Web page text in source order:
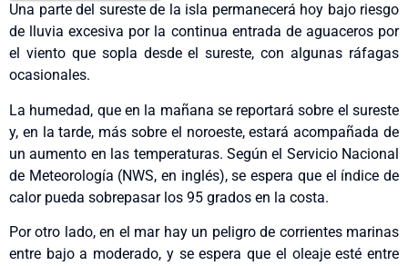
Una parte del sureste de la isla permanecerá hoy bajo riesgo
de lluvia excesiva por la continua entrada de aguaceros por
el viento que sopla desde el sureste, con algunas ráfagas
ocasionales.
La humedad, que en la mañana se reportará sobre el sureste
y, en la tarde, más sobre el noroeste, estará acompañada de
un aumento en las temperaturas. Según el Servicio Nacional
de Meteorología (NWS, en inglés), se espera que el índice de
calor pueda sobrepasar los 95 grados en la costa.
Por otro lado, en el mar hay un peligro de corrientes marinas
entre bajo a moderado, y se espera que el oleaje esté entre